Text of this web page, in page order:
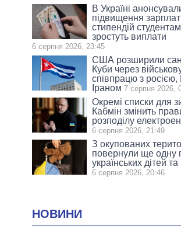
В Україні
підвищення зарплат
стипендій
зростуть виплати
6 серпня 2026, 23:45
США розширили
Куби через
співпрацю з росією,
Іраном 7 серпня 2026,
Окремі списки для
Кабмін змінить
розподілу
6 серпня 2026, 21:49
З окупованих
повернули ще одну
українських дітей та
6 серпня 2026, 20:46
НОВИНИ